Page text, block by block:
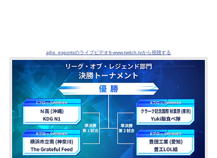
ajhs_esportsのライブビデオをwww.twitch.tvから視聴する